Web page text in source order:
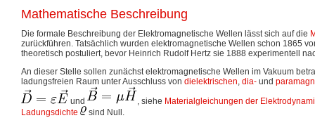
Mathematische Beschreibung
Die formale Beschreibung der Elektromagnetische Wellen lässt sich auf die
zurückführen. Tatsächlich wurden elektromagnetische Wellen schon 1865
theoretisch postuliert, bevor Heinrich Rudolf Hertz sie 1888 experimentell
An dieser Stelle sollen zunächst elektromagnetische Wellen im Vakuum
ladungsfreien Raum unter Ausschluss von dielektrischen, dia- und
und
, siehe Materialgleichungen der
Ladungsdichte
sind Null.